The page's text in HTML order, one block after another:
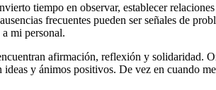
tiempo en observar, establecer
frecuentes pueden ser señales de
mi personal.
afirmación, reflexión y solidaridad.
y ánimos positivos. De vez en cuando